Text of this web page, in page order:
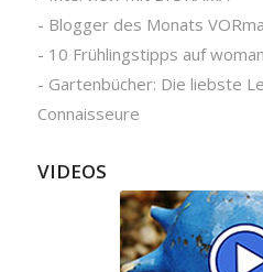
- Blogger des Monats
- 10 Frühlingstipps auf
- Gartenbücher: Die liebste
Connaisseure
VIDEOS